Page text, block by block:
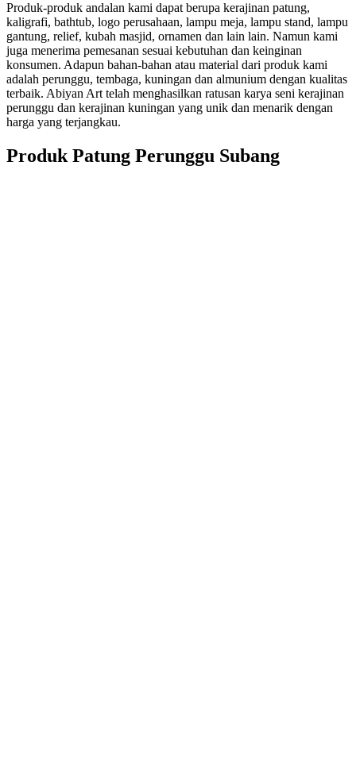
Produk-produk andalan kami dapat berupa kerajinan patung,
kaligrafi, bathtub, logo perusahaan, lampu meja, lampu stand, lampu
gantung, relief, kubah masjid, ornamen dan lain lain. Namun kami
juga menerima pemesanan sesuai kebutuhan dan keinginan
konsumen. Adapun bahan-bahan atau material dari produk kami
adalah perunggu, tembaga, kuningan dan almunium dengan kualitas
terbaik. Abiyan Art telah menghasilkan ratusan karya seni kerajinan
perunggu dan kerajinan kuningan yang unik dan menarik dengan
harga yang terjangkau.
Produk Patung Perunggu Subang